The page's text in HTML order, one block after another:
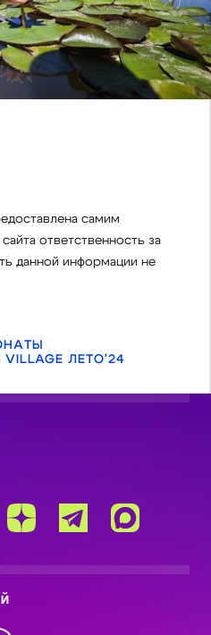
самим
ответственность за
данной информации не
ЛЕТО'24